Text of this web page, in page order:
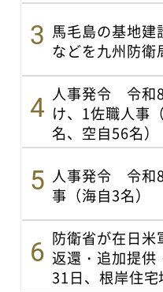
馬毛島の基地建
などを九州防衛
人事発令 令和
け、1佐職人事
名、空自56名）
人事発令 令和
事（海自3名）
防衛省が在日米
返還・追加提供
31日、根岸住宅